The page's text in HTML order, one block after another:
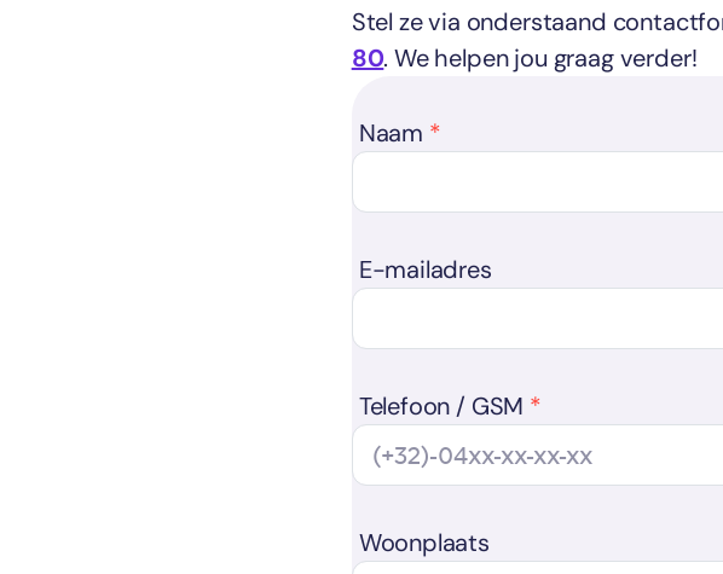
Stel ze via onderstaand
80. We helpen jou graag verder!
Naam
E-mailadres
Telefoon / GSM
Woonplaats